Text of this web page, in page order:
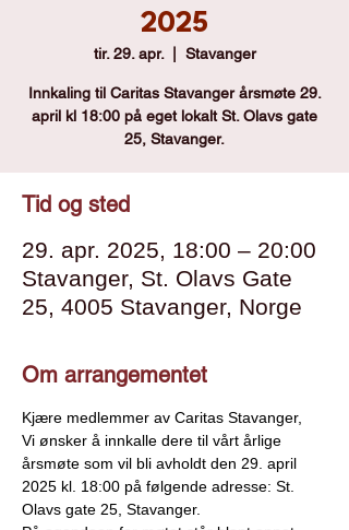
2025
tir. 29. apr.
  |
Stavanger
Innkaling til Caritas Stavanger årsmøte 29.
april kl 18:00 på eget lokalt St. Olavs gate
25, Stavanger.
Tid og sted
29. apr. 2025, 18:00 – 20:00
Stavanger, St. Olavs Gate
25, 4005 Stavanger, Norge
Om arrangementet
Kjære medlemmer av Caritas Stavanger,
Vi ønsker å innkalle dere til vårt årlige
årsmøte som vil bli avholdt den 29. april
2025 kl. 18:00 på følgende adresse: St.
Olavs gate 25, Stavanger.